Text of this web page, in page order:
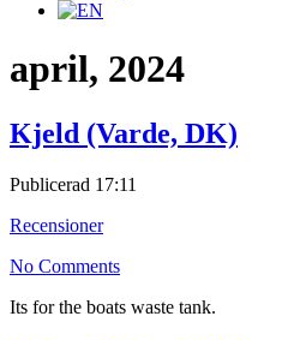
april, 2024
Kjeld (Varde, DK)
Publicerad 17:11
Recensioner
No Comments
Its for the boats waste tank.